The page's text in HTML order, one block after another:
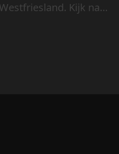
Kijk naar